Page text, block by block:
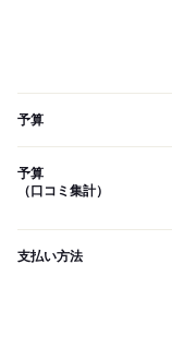
予算
予算
（口コミ集計）
支払い方法